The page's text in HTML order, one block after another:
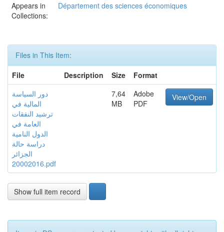
Appears in
Collections:
Département des sciences économiques
Files in This Item:
File
Description Size
Format
دور السياسة
المالية في
ترشيد النفقات
العامة في
الدول النامية
دراسة حالة
الجزائر
20002016.pdf
7,64
MB
Adobe
PDF
View/Open
Show full item record